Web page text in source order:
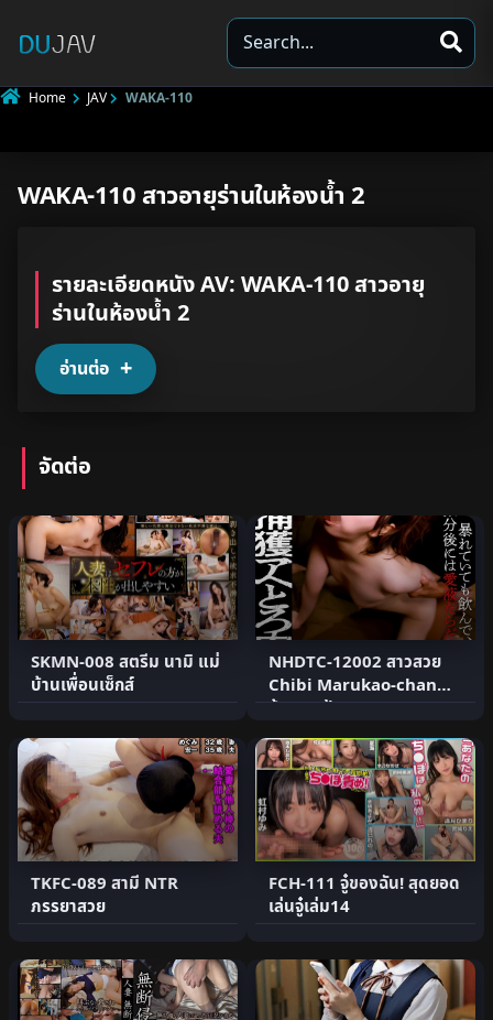
e
a
Home JAV WAKA-110
Underage
Spam
Other
WAKA-110 สาวอายุร่านในห้องน้ำ 2
รายละเอียดหนัง AV: WAKA-110 สาวอายุ
ร่านในห้องน้ำ 2
อ่านต่อ
จัดต่อ
SKMN-008 สตรีม นามิ แม่
บ้านเพื่อนเซ็กส์
NHDTC-12002 สาวสวย
Chibi Marukao-chan
ส้วม 3 เป้า
TKFC-089 สามี NTR
ภรรยาสวย
FCH-111 จู๋ของฉัน! สุดยอด
เล่นจู๋เล่ม14